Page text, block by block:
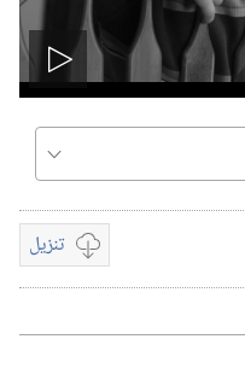
Play
video
تنزيلخيارات
تنزيل
الفيديوات